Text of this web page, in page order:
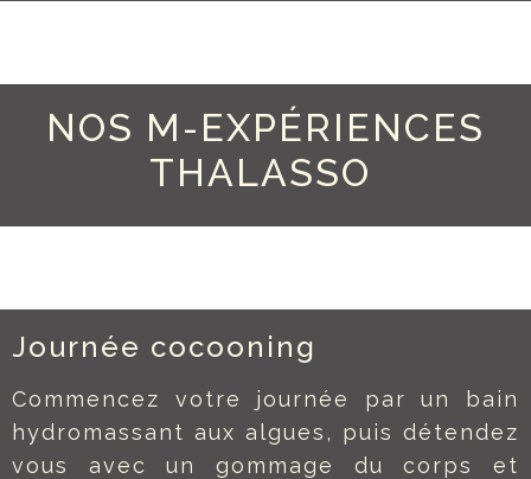
NOS M-EXPÉRIENCES
THALASSO
Journée cocooning
Commencez votre journée par un bain
hydromassant aux algues, puis détendez
vous avec un gommage du corps et